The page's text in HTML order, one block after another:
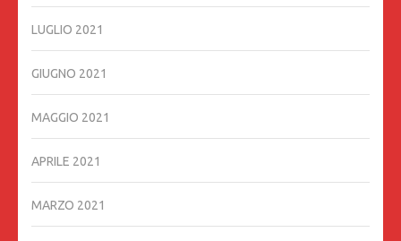
LUGLIO 2021
GIUGNO 2021
MAGGIO 2021
APRILE 2021
MARZO 2021